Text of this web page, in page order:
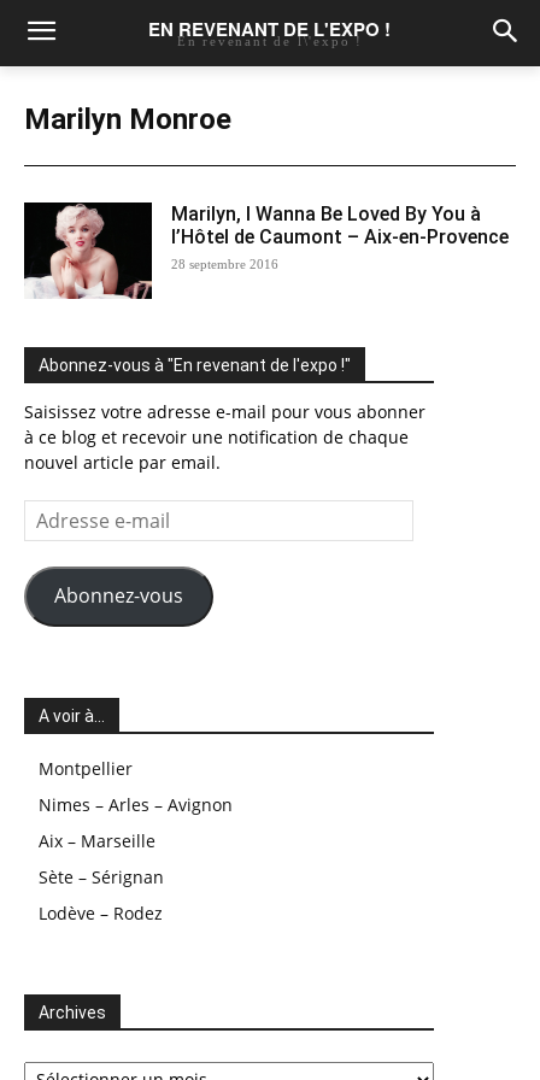
EN REVENANT DE L'EXPO !
En revenant de l\'expo !
Marilyn Monroe
Marilyn, I Wanna Be Loved By You à
l’Hôtel de Caumont – Aix-en-Provence
28 septembre 2016
Abonnez-vous à "En revenant de l'expo !"
Saisissez votre adresse e-mail pour vous abonner
à ce blog et recevoir une notification de chaque
nouvel article par email.
Adresse
e-
mail
Abonnez-vous
A voir à…
Montpellier
Nimes – Arles – Avignon
Aix – Marseille
Sète – Sérignan
Lodève – Rodez
Archives
Archives